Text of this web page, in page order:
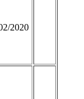
2020